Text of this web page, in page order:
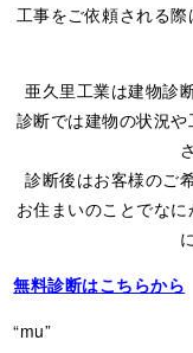
工事をご依頼される
亜久里工業は建物診
診断では建物の状況
診断後はお客様のご
お住まいのことでな
無料診断はこちらから
“mu”